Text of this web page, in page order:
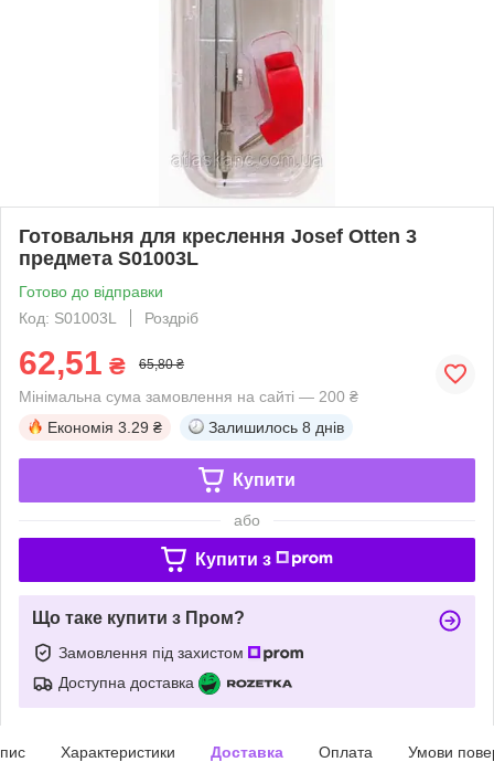
Готовальня для креслення Josef Otten 3
предмета S01003L
Готово до відправки
Код: S01003L
Роздріб
62,51 ₴ 65,80 ₴
Мінімальна сума замовлення на сайті — 200 ₴
Економія 3.29 ₴ Залишилось 8 днів
Купити
або
Купити з
Що таке купити з Пром?
Замовлення під захистом
Доступна доставка
Характеристики Доставка Оплата Умови